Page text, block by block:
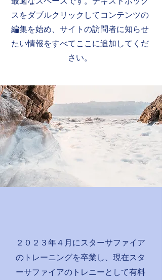
スをダブルクリックしてコンテンツの
編集を始め、サイトの訪問者に知らせ
たい情報をすべてここに追加してくだ
さい。
２０２３年４月にスターサファイア
のトレーニングを卒業し、現在スタ
ーサファイアのトレニーとして有料